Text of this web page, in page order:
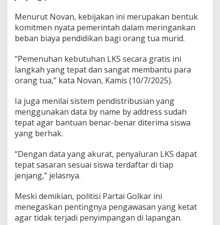
Menurut Novan, kebijakan ini merupakan bentuk
komitmen nyata pemerintah dalam meringankan
beban biaya pendidikan bagi orang tua murid.
“Pemenuhan kebutuhan LKS secara gratis ini
langkah yang tepat dan sangat membantu para
orang tua,” kata Novan, Kamis (10/7/2025).
Ia juga menilai sistem pendistribusian yang
menggunakan data by name by address sudah
tepat agar bantuan benar-benar diterima siswa
yang berhak.
“Dengan data yang akurat, penyaluran LKS dapat
tepat sasaran sesuai siswa terdaftar di tiap
jenjang,” jelasnya.
Meski demikian, politisi Partai Golkar ini
menegaskan pentingnya pengawasan yang ketat
agar tidak terjadi penyimpangan di lapangan.